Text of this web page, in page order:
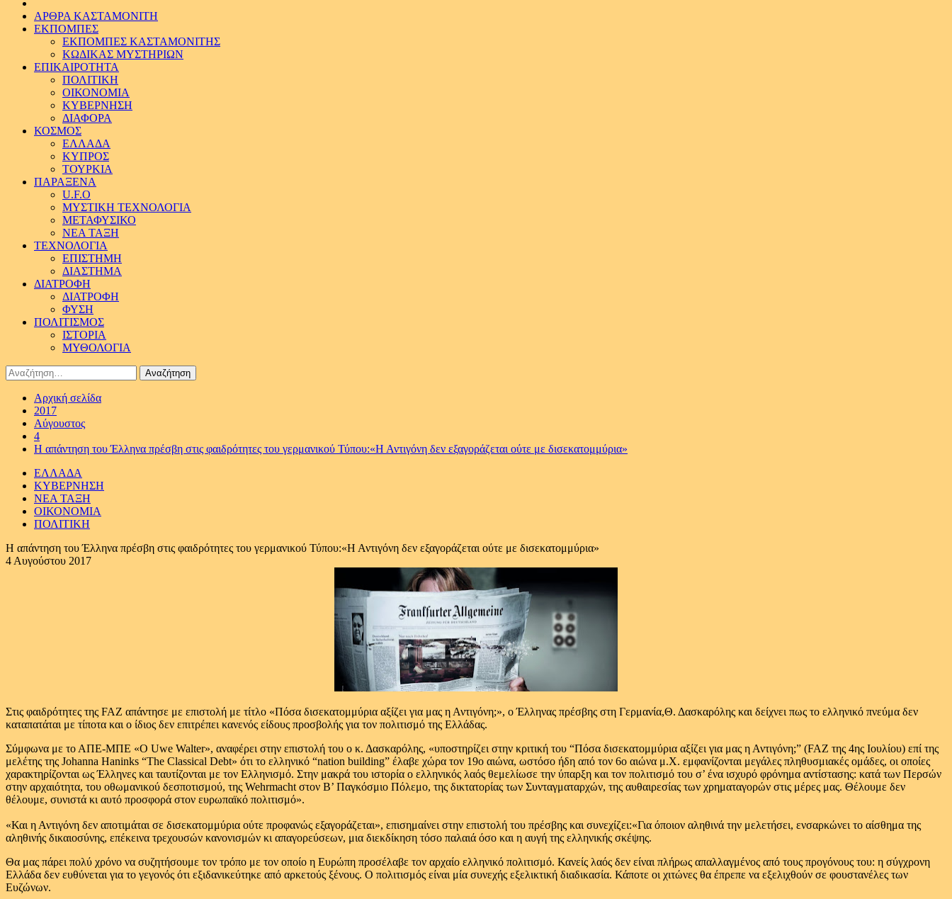
ΑΡΘΡΑ ΚΑΣΤΑΜΟΝΙΤΗ
ΕΚΠΟΜΠΕΣ
ΕΚΠΟΜΠΕΣ ΚΑΣΤΑΜΟΝΙΤΗΣ
ΚΩΔΙΚΑΣ ΜΥΣΤΗΡΙΩΝ
ΕΠΙΚΑΙΡΟΤΗΤΑ
ΠΟΛΙΤΙΚΗ
ΟΙΚΟΝΟΜΙΑ
ΚΥΒΕΡΝΗΣΗ
ΔΙΑΦΟΡΑ
ΚΟΣΜΟΣ
ΕΛΛΑΔΑ
ΚΥΠΡΟΣ
ΤΟΥΡΚΙΑ
ΠΑΡΑΞΕΝΑ
U.F.O
ΜΥΣΤΙΚΗ ΤΕΧΝΟΛΟΓΙΑ
ΜΕΤΑΦΥΣΙΚΟ
ΝΕΑ ΤΑΞΗ
ΤΕΧΝΟΛΟΓΙΑ
ΕΠΙΣΤΗΜΗ
ΔΙΑΣΤΗΜΑ
ΔΙΑΤΡΟΦΗ
ΔΙΑΤΡΟΦΗ
ΦΥΣΗ
ΠΟΛΙΤΙΣΜΟΣ
ΙΣΤΟΡΙΑ
ΜΥΘΟΛΟΓΙΑ
Αναζήτηση
για:
Αρχική σελίδα
2017
Αύγουστος
4
Η απάντηση του Έλληνα πρέσβη στις φαιδρότητες του γερμανικού Τύπου:«Η Αντιγόνη δεν εξαγοράζεται ούτε με δισεκατομμύρια»
ΕΛΛΑΔΑ
ΚΥΒΕΡΝΗΣΗ
ΝΕΑ ΤΑΞΗ
ΟΙΚΟΝΟΜΙΑ
ΠΟΛΙΤΙΚΗ
Η απάντηση του Έλληνα πρέσβη στις φαιδρότητες του γερμανικού Τύπου:«Η Αντιγόνη δεν εξαγοράζεται ούτε με δισεκατομμύρια»
4 Αυγούστου 2017
Στις φαιδρότητες της FAZ απάντησε με επιστολή με τίτλο «Πόσα δισεκατομμύρια αξίζει για μας η Αντιγόνη;», ο Έλληνας πρέσβης στη Γερμανία,Θ. Δασκαρόλης και δείχνει πως το ελληνικό πνεύμα δεν
καταπατάται με τίποτα και ο ίδιος δεν επιτρέπει κανενός είδους προσβολής για τον πολιτισμό της Ελλάδας.
Σύμφωνα με το ΑΠΕ-ΜΠΕ «Ο Uwe Walter», αναφέρει στην επιστολή του ο κ. Δασκαρόλης, «υποστηρίζει στην κριτική του “Πόσα δισεκατομμύρια αξίζει για μας η Αντιγόνη;” (FAZ της 4ης Ιουλίου) επί της
μελέτης της Johanna Haninks “The Classical Debt» ότι το ελληνικό “nation building” έλαβε χώρα τον 19ο αιώνα, ωστόσο ήδη από τον 6ο αιώνα μ.Χ. εμφανίζονται μεγάλες πληθυσμιακές ομάδες, οι οποίες
χαρακτηρίζονται ως Έλληνες και ταυτίζονται με τον Ελληνισμό. Στην μακρά του ιστορία ο ελληνικός λαός θεμελίωσε την ύπαρξη και τον πολιτισμό του σ’ ένα ισχυρό φρόνημα αντίστασης: κατά των Περσών
στην αρχαιότητα, του οθωμανικού δεσποτισμού, της Wehrmacht στον Β’ Παγκόσμιο Πόλεμο, της δικτατορίας των Συνταγματαρχών, της αυθαιρεσίας των χρηματαγορών στις μέρες μας. Θέλουμε δεν
θέλουμε, συνιστά κι αυτό προσφορά στον ευρωπαϊκό πολιτισμό».
«Και η Αντιγόνη δεν αποτιμάται σε δισεκατομμύρια ούτε προφανώς εξαγοράζεται», επισημαίνει στην επιστολή του πρέσβης και συνεχίζει:«Για όποιον αληθινά την μελετήσει, ενσαρκώνει το αίσθημα της
αληθινής δικαιοσύνης, επέκεινα τρεχουσών κανονισμών κι απαγορεύσεων, μια διεκδίκηση τόσο παλαιά όσο και η αυγή της ελληνικής σκέψης.
Θα μας πάρει πολύ χρόνο να συζητήσουμε τον τρόπο με τον οποίο η Ευρώπη προσέλαβε τον αρχαίο ελληνικό πολιτισμό. Κανείς λαός δεν είναι πλήρως απαλλαγμένος από τους προγόνους του: η σύγχρονη
Ελλάδα δεν ευθύνεται για το γεγονός ότι εξιδανικεύτηκε από αρκετούς ξένους. Ο πολιτισμός είναι μία συνεχής εξελικτική διαδικασία. Κάποτε οι χιτώνες θα έπρεπε να εξελιχθούν σε φουστανέλες των
Ευζώνων.